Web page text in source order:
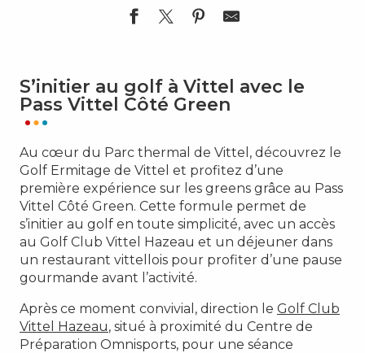
S’initier au golf à Vittel avec le
Pass Vittel Côté Green
Au cœur du Parc thermal de Vittel, découvrez le
Golf Ermitage de Vittel et profitez d’une
première expérience sur les greens grâce au Pass
Vittel Côté Green. Cette formule permet de
s’initier au golf en toute simplicité, avec un accès
au Golf Club Vittel Hazeau et un déjeuner dans
un restaurant vittellois pour profiter d’une pause
gourmande avant l’activité.
Après ce moment convivial, direction le Golf Club
Vittel Hazeau, situé à proximité du Centre de
Préparation Omnisports, pour une séance